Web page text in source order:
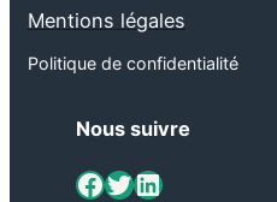
Mentions légales
Politique de confidentialité
Nous suivre
ViaMétiers sur Facebook Twitter LinkedIn